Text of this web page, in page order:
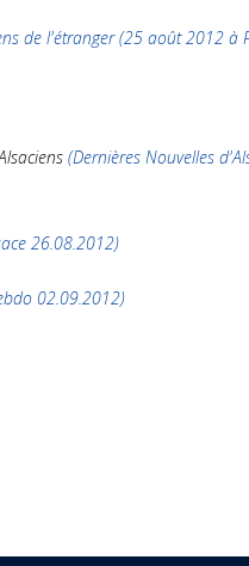
de l'étranger (25 août 2012 à
(Dernières Nouvelles
26.08.2012)
02.09.2012)